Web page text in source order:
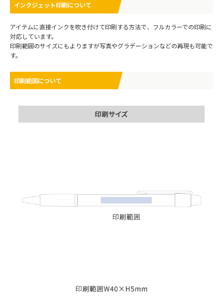
インクジェット印刷について
アイテムに直接インクを吹き付けて印刷する方法で、フルカラーでの印刷に
対応しています。
印刷範囲のサイズにもよりますが写真やグラデーションなどの再現も可能で
す。
印刷範囲について